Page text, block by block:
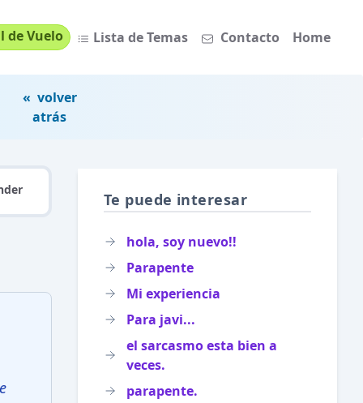
de Vuelo Lista de Temas Contacto Home
« volver
atrás
Te puede interesar
hola, soy nuevo!!
Parapente
Mi experiencia
Para javi...
el sarcasmo esta bien a
veces.
parapente.